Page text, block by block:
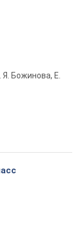
Я. Божинова, Е.